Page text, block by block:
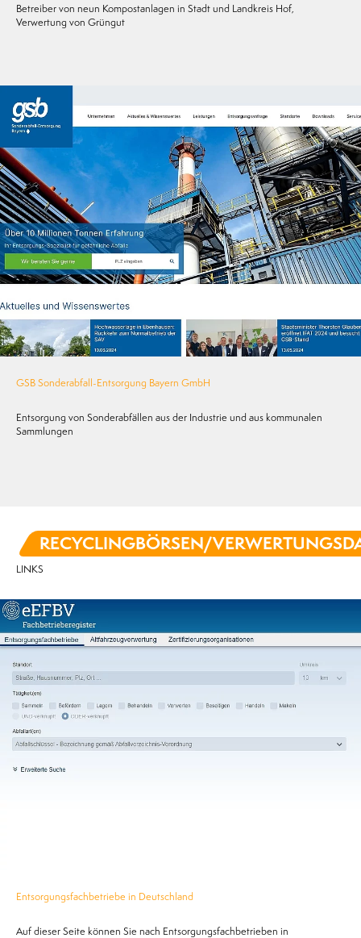
Betreiber von neun Kompostanlagen in Stadt und Landkreis Hof,
Verwertung von Grüngut
GSB Sonderabfall-Entsorgung Bayern GmbH
Entsorgung von Sonderabfällen aus der Industrie und aus kommunalen
Sammlungen
RECYCLINGBÖRSEN/
LINKS
Entsorgungsfachbetriebe in Deutschland
Auf dieser Seite können Sie nach Entsorgungsfachbetrieben in